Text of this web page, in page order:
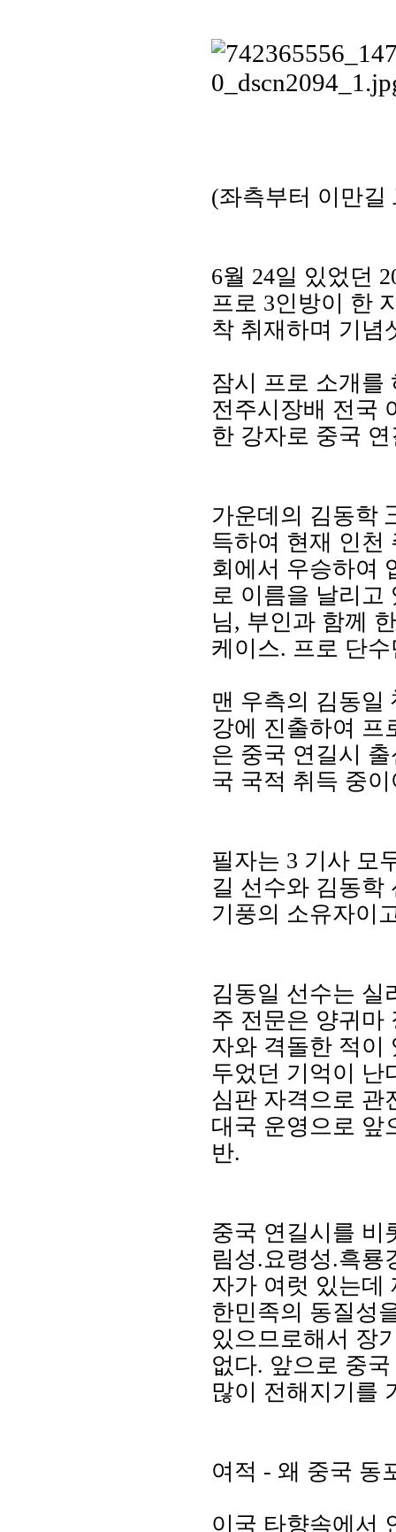
(좌측부터 이만길
6월 24일 있었던
프로 3인방이 한
착 취재하며 기념
잠시 프로 소개를
전주시장배 전국
한 강자로 중국
가운데의 김동학
득하여 현재 인천
회에서 우승하여
로 이름을 날리고
님, 부인과 함께
케이스. 프로 단
맨 우측의 김동일
강에 진출하여 프
은 중국 연길시
국 국적 취득 중
필자는 3 기사 모
길 선수와 김동학
기풍의 소유자이
김동일 선수는 실
주 전문은 양귀마
자와 격돌한 적이
두었던 기억이 난
심판 자격으로 관
대국 운영으로 앞
반.
중국 연길시를 비
림성.요령성.흑룡
자가 여럿 있는데
한민족의 동질성
있으므로해서 장
없다. 앞으로 중
많이 전해지기를
여적 - 왜 중국 동
이국 타향속에서